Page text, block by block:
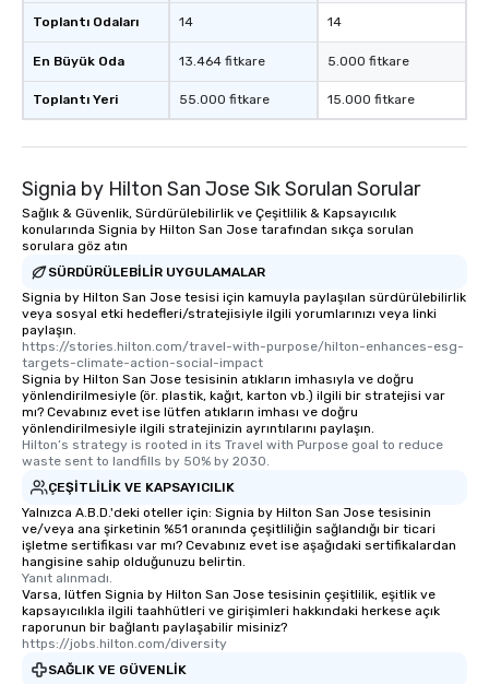
an evening helicopter ride over the
glittering lights of The Strip. A
Memorable Experience for All Lip
Smacking Foodie Tours offers a way
to gather and dine that few have
experienced, and all are sure to
are special, from the first stop to the
last. It’s an experience that attendees
will reminisce about long after they
convenient and efficient way the
experience is designed. All
restaurants are within an easy
walking distance of each other. The
short stroll allows your group
members a chance to engage in prime
networking opportunities before
heading to the next place on your tour
itinerary. You Get a Dinner and a Show
Our tours offer an exquisite feast plus
entertainment. All tours include a
knowledgeable, professional guide
who leads the group on a walking tour,
offering engaging tidbits and
fascinating stories. Several other
interactive experiences are included
along the way exclusively to our tours,
Toplantı Odaları
En Büyük Oda
Toplantı Yeri
14
13.464 fitkare
55.000 fitkare
14
5.000 fitkare
15.000 fitkare
Signia by Hilton San Jose Sık Sorulan Sorular
Sağlık & Güvenlik, Sürdürülebilirlik ve Çeşitlilik & Kapsayıcılık
konularında Signia by Hilton San Jose tarafından sıkça sorulan
sorulara göz atın
SÜRDÜRÜLEBILIR UYGULAMALAR
Signia by Hilton San Jose tesisi için kamuyla paylaşılan sürdürülebilirlik
veya sosyal etki hedefleri/stratejisiyle ilgili yorumlarınızı veya linki
paylaşın.
https://stories.hilton.com/travel-with-purpose/hilton-enhances-esg-
targets-climate-action-social-impact
Signia by Hilton San Jose tesisinin atıkların imhasıyla ve doğru
yönlendirilmesiyle (ör. plastik, kağıt, karton vb.) ilgili bir stratejisi var
mı? Cevabınız evet ise lütfen atıkların imhası ve doğru
yönlendirilmesiyle ilgili stratejinizin ayrıntılarını paylaşın.
Hilton’s strategy is rooted in its Travel with Purpose goal to reduce
waste sent to landfills by 50% by 2030.
ÇEŞITLILIK VE KAPSAYICILIK
Yalnızca A.B.D.'deki oteller için: Signia by Hilton San Jose tesisinin
ve/veya ana şirketinin %51 oranında çeşitliliğin sağlandığı bir ticari
işletme sertifikası var mı? Cevabınız evet ise aşağıdaki sertifikalardan
hangisine sahip olduğunuzu belirtin.
Yanıt alınmadı.
Varsa, lütfen Signia by Hilton San Jose tesisinin çeşitlilik, eşitlik ve
kapsayıcılıkla ilgili taahhütleri ve girişimleri hakkındaki herkese açık
raporunun bir bağlantı paylaşabilir misiniz?
https://jobs.hilton.com/diversity
SAĞLIK VE GÜVENLIK